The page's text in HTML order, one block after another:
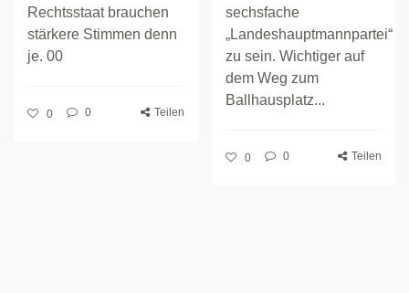
Rechtsstaat brauchen
stärkere Stimmen denn
je. 00
0 0 Teilen
sechsfache
„Landeshauptmannpartei“
zu sein. Wichtiger auf
dem Weg zum
Ballhausplatz...
0 0 Teilen